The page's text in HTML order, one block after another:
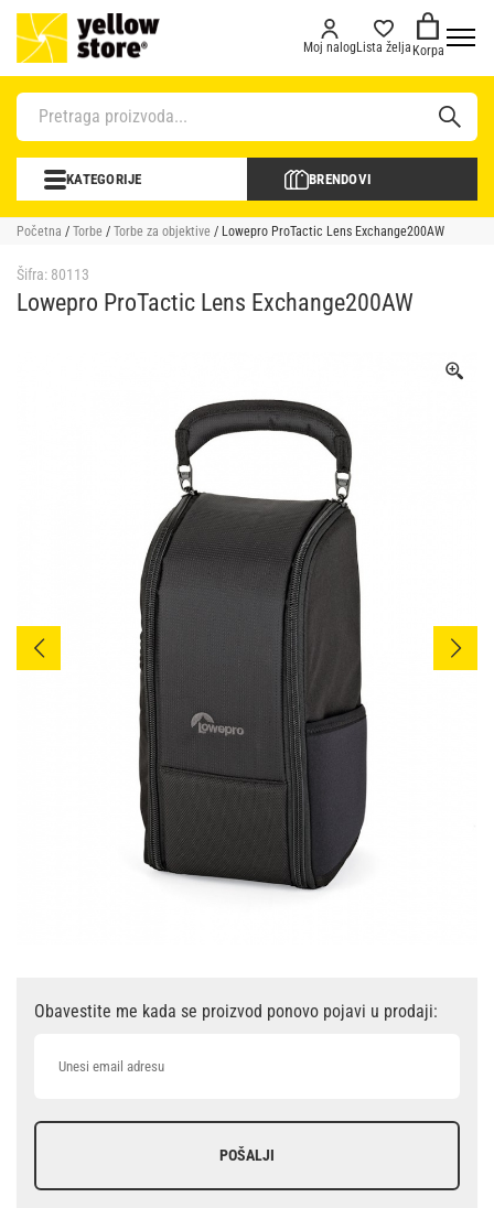
Moj nalogLista želja Korpa
KATEGORIJE BRENDOVI
Početna / Torbe / Torbe za objektive / Lowepro ProTactic Lens Exchange200AW
Šifra: 80113
Lowepro ProTactic Lens Exchange200AW
Obavestite me kada se proizvod ponovo pojavi u prodaji:
POŠALJI